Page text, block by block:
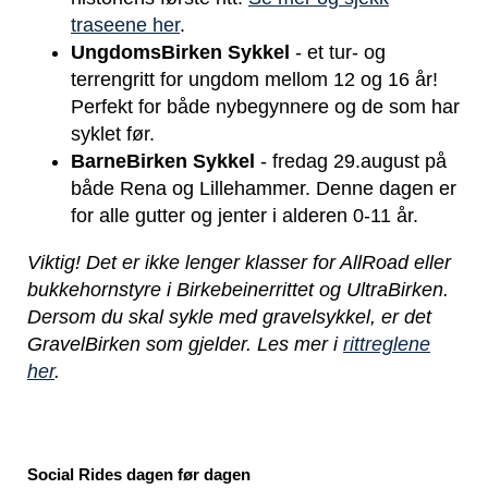
traseene her.
UngdomsBirken Sykkel - et tur- og
terrengritt for ungdom mellom 12 og 16 år!
Perfekt for både nybegynnere og de som har
syklet før.
BarneBirken Sykkel - fredag 29.august på
både Rena og Lillehammer. Denne dagen er
for alle gutter og jenter i alderen 0-11 år.
Viktig! Det er ikke lenger klasser for AllRoad eller
bukkehornstyre i Birkebeinerrittet og UltraBirken.
Dersom du skal sykle med gravelsykkel, er det
GravelBirken som gjelder. Les mer i rittreglene
her.
Social Rides dagen før dagen